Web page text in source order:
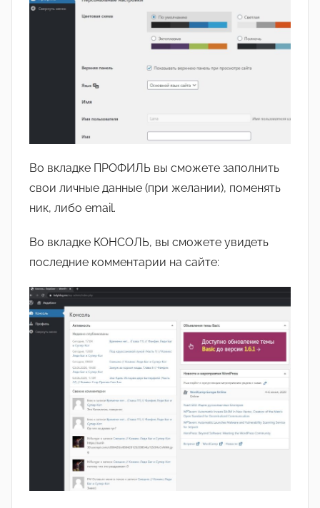
Во вкладке ПРОФИЛЬ вы сможете заполнить
свои личные данные (при желании), поменять
ник, либо email.
Во вкладке КОНСОЛЬ, вы сможете увидеть
последние комментарии на сайте: